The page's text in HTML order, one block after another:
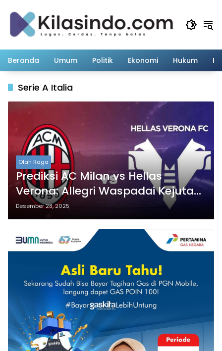
Beranda Umum Politik Ekonomi Hukum
Serie A Italia
Olah Raga
Prediksi AC Milan vs Hellas
Verona: Allegri Waspadai Kejutan
Tim Kuda Hitam di San Siro
Desember 28, 2025